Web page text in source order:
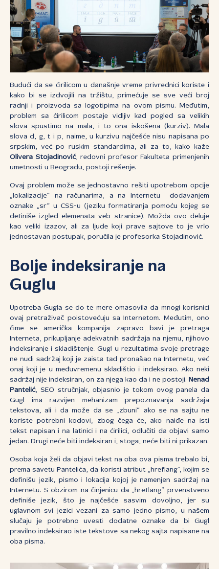
Budući da se ćirilicom u današnje vreme privrednici koriste i
kako bi se izdvojili na tržištu, primećuje se sve veći broj
radnji i proizvoda sa logotipima na ovom pismu. Međutim,
problem sa ćirilicom postaje vidljiv kad pogled sa velikih
slova spustimo na mala, i to ona iskošena (kurziv). Mala
slovad, g, t i p, naime, u kurzivu najčešće nisu napisana po
srpskim, već po ruskim standardima, ali za to, kako kaže
Olivera Stojadinović, redovni profesor Fakulteta primenjenih
umetnosti u Beogradu, postoji rešenje.
Ovaj problem može se jednostavno rešiti upotrebom opcije
„lokalizacije“ na računarima, a na Internetu dodavanjem
oznake „sr“ u CSS-u (jeziku formatiranja pomoću kojeg se
definiše izgled elemenata veb stranice). Možda ovo deluje
kao veliki izazov, ali za ljude koji prave sajtove to je vrlo
jednostavan postupak, poručila je profesorka Stojadinović.
Bolje indeksiranje na
Guglu
Upotreba Gugla se do te mere omasovila da mnogi korisnici
ovaj pretraživač poistovećuju sa Internetom. Međutim, ono
čime se američka kompanija zapravo bavi je pretraga
Interneta, prikupljanje adekvatnih sadržaja na njemu, njihovo
indeksiranje i skladištenje. Gugl u rezultatima svoje pretrage
ne nudi sadržaj koji je zaista tad pronašao na Internetu, već
onaj koji je u međuvremenu skladištio i indeksirao. Ako neki
sadržaj nije indeksiran, on za njega kao da i ne postoji. Nenad
Pantelić, SEO stručnjak, objasnio je tokom ovog panela da
Gugl ima razvijen mehanizam prepoznavanja sadržaja
tekstova, ali i da može da se „zbuni“ ako se na sajtu ne
koriste potrebni kodovi, zbog čega će, ako naiđe na isti
tekst napisan i na latinici i na ćirilici, odlučiti da objavi samo
jedan. Drugi neće biti indeksiran i, stoga, neće biti ni prikazan.
Osoba koja želi da objavi tekst na oba ova pisma trebalo bi,
prema savetu Pantelića, da koristi atribut „hreflang“, kojim se
definišu jezik, pismo i lokacija kojoj je namenjen sadržaj na
Internetu. S obzirom na činjenicu da „hreflang“ prvenstveno
definiše jezik, što je najčešće sasvim dovoljno, jer su
uglavnom svi jezici vezani za samo jedno pismo, u našem
slučaju je potrebno uvesti dodatne oznake da bi Gugl
pravilno indeksirao iste tekstove sa nekog sajta napisane na
oba pisma.